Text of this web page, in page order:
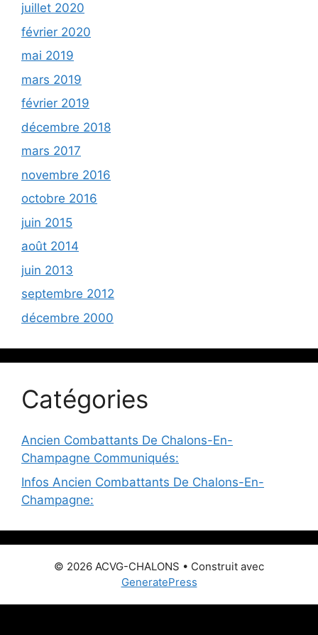
juillet 2020
février 2020
mai 2019
mars 2019
février 2019
décembre 2018
mars 2017
novembre 2016
octobre 2016
juin 2015
août 2014
juin 2013
septembre 2012
décembre 2000
Catégories
Ancien Combattants De Chalons-En-
Champagne Communiqués:
Infos Ancien Combattants De Chalons-En-
Champagne:
© 2026 ACVG-CHALONS • Construit avec
GeneratePress